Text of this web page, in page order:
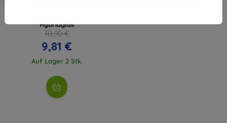
Hybridglas
10,90 €
9,81 €
Auf Lager 2 Stk.